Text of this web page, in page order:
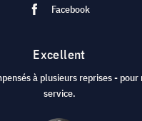
Facebook
Excellent
à plusieurs reprises -
service.